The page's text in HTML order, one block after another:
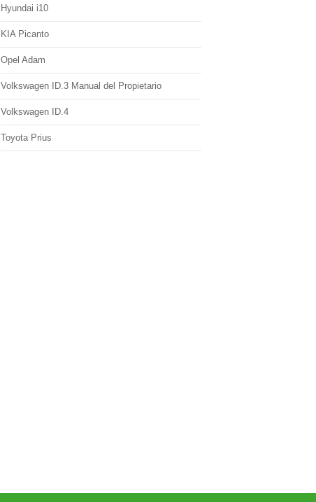
Hyundai i10
KIA Picanto
Opel Adam
Volkswagen ID.3 Manual del Propietario
Volkswagen ID.4
Toyota Prius